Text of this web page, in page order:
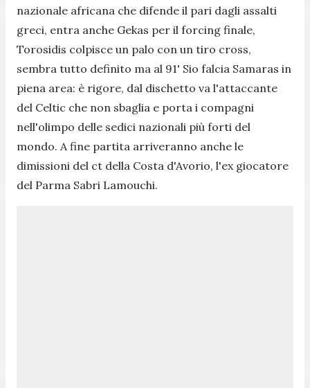
nazionale africana che difende il pari dagli assalti
greci, entra anche Gekas per il forcing finale,
Torosidis colpisce un palo con un tiro cross,
sembra tutto definito ma al 91' Sio falcia Samaras in
piena area: è rigore, dal dischetto va l'attaccante
del Celtic che non sbaglia e porta i compagni
nell'olimpo delle sedici nazionali più forti del
mondo. A fine partita arriveranno anche le
dimissioni del ct della Costa d'Avorio, l'ex giocatore
del Parma Sabri Lamouchi.